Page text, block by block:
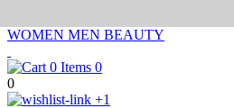
WOMEN MEN BEAUTY
0
0
+1